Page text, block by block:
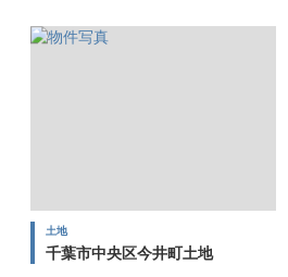
土地
千葉市中央区今井町土地